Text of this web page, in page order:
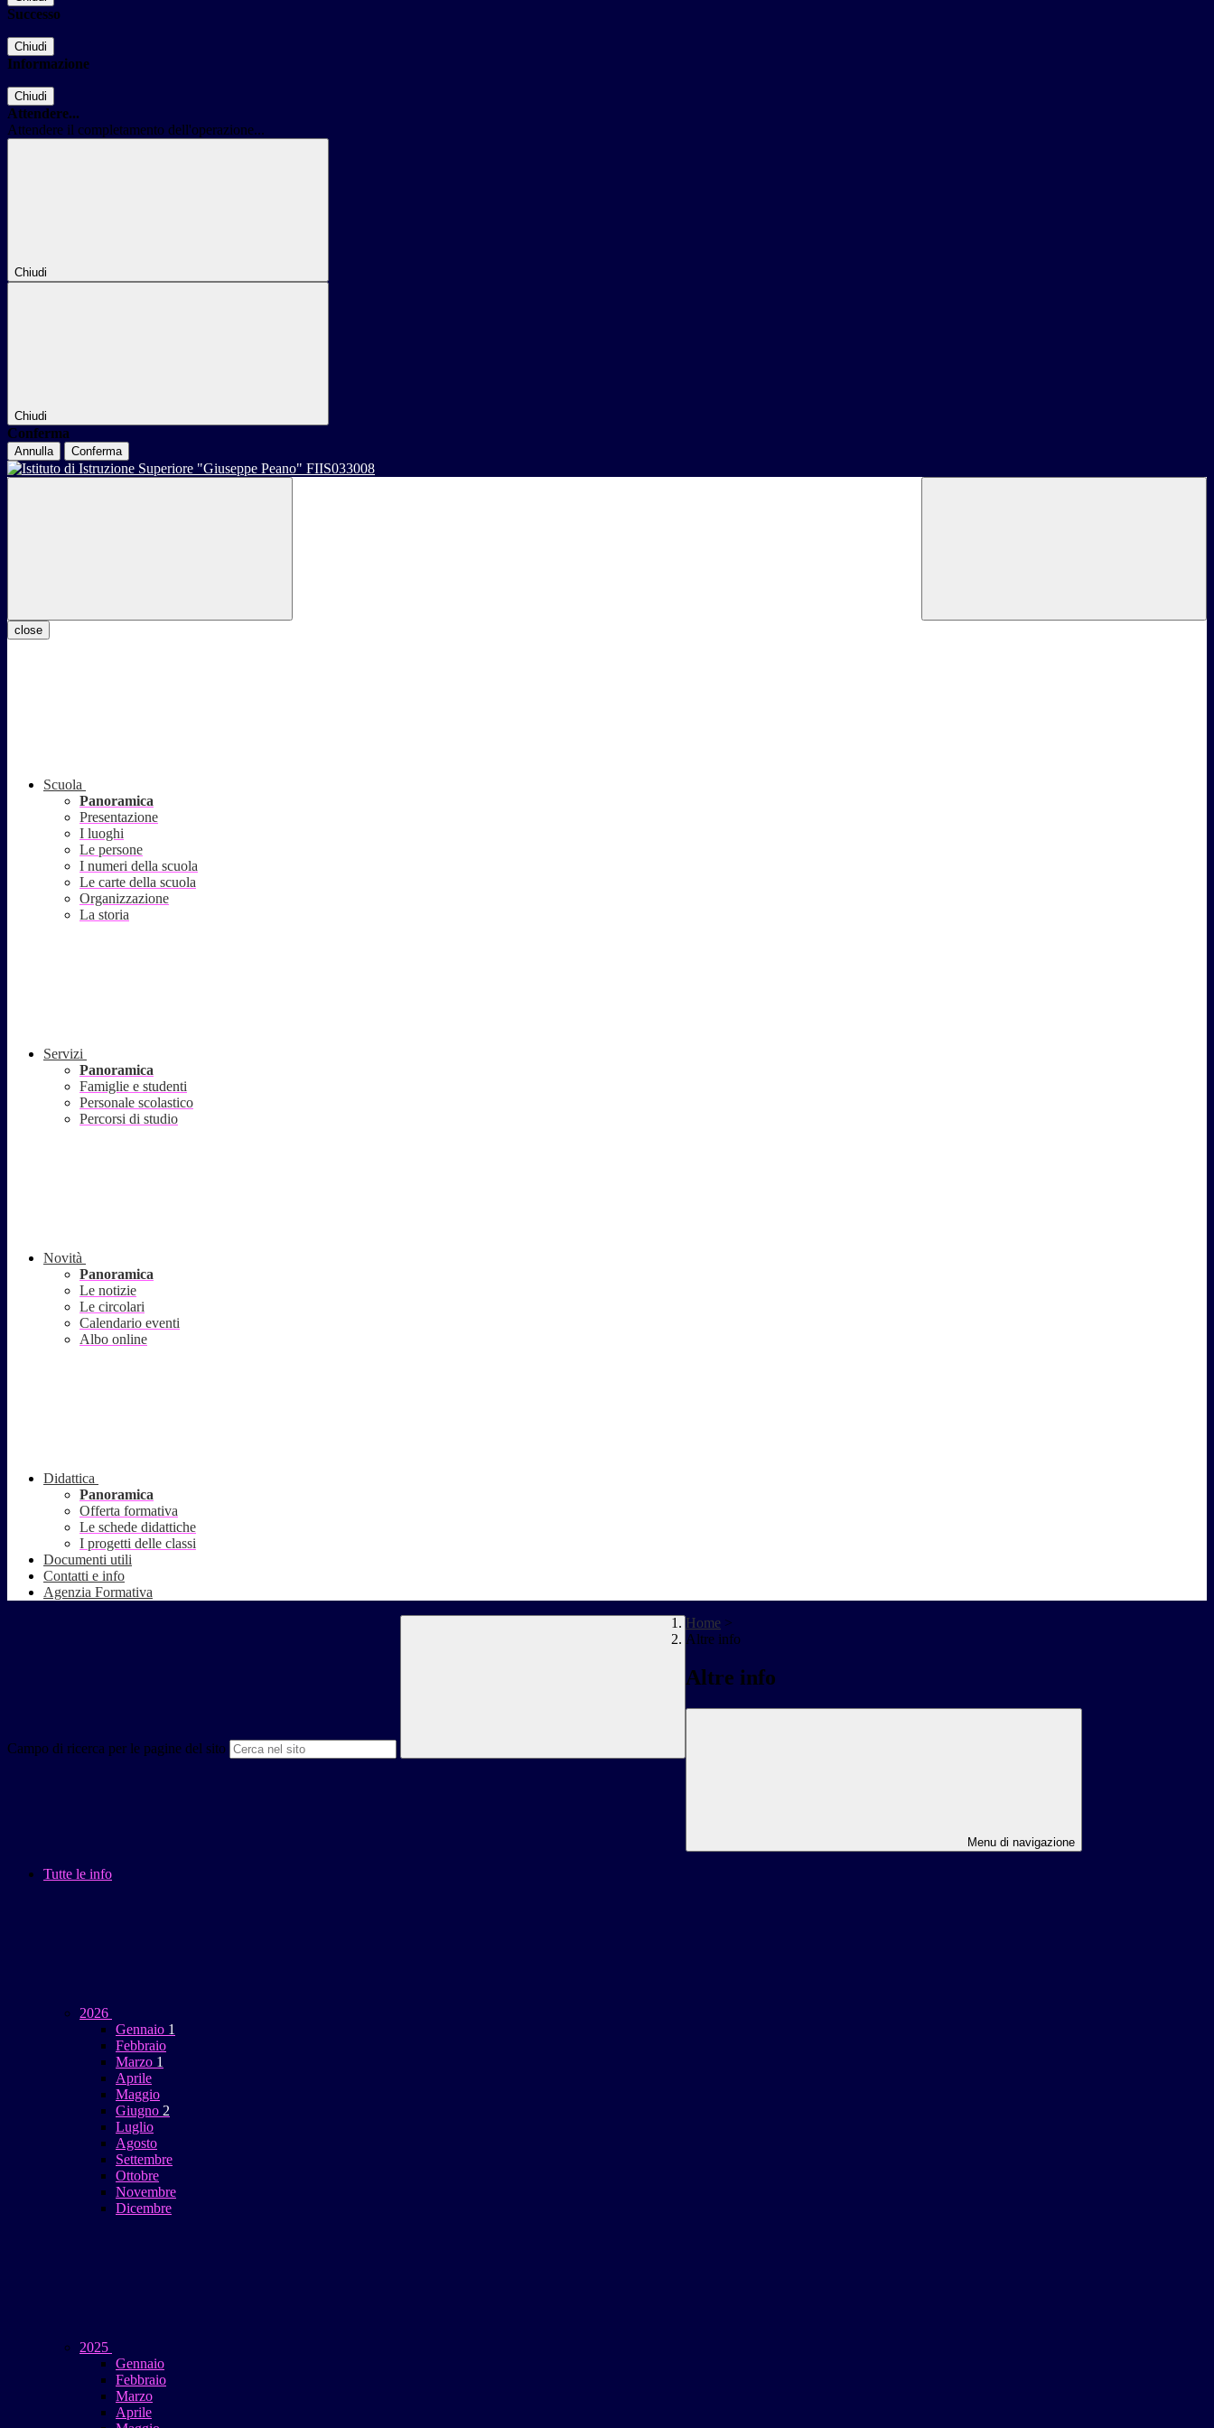
Successo
Chiudi
Informazione
Chiudi
Attendere...
Attendere il completamento dell'operazione...
Chiudi
Chiudi
Conferma
Annulla Conferma
close
Scuola
Panoramica
Presentazione
I luoghi
Le persone
I numeri della scuola
Le carte della scuola
Organizzazione
La storia
Servizi
Panoramica
Famiglie e studenti
Personale scolastico
Percorsi di studio
Novità
Panoramica
Le notizie
Le circolari
Calendario eventi
Albo online
Didattica
Panoramica
Offerta formativa
Le schede didattiche
I progetti delle classi
Documenti utili
Contatti e info
Agenzia Formativa
Campo di ricerca per le pagine del sito
Home >
Altre info
Altre info
Menu di navigazione
Tutte le info
2026
Gennaio 1
Febbraio
Marzo 1
Aprile
Maggio
Giugno 2
Luglio
Agosto
Settembre
Ottobre
Novembre
Dicembre
2025
Gennaio
Febbraio
Marzo
Aprile